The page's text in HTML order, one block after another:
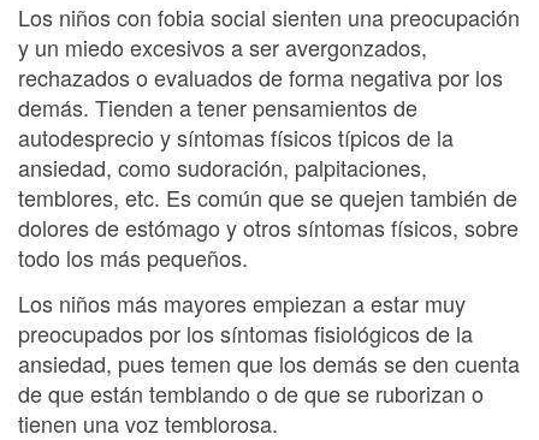
Los niños con fobia social sienten una preocupación
y un miedo excesivos a ser avergonzados,
rechazados o evaluados de forma negativa por los
demás. Tienden a tener pensamientos de
autodesprecio y síntomas físicos típicos de la
ansiedad, como sudoración, palpitaciones,
temblores, etc. Es común que se quejen también de
dolores de estómago y otros síntomas físicos, sobre
todo los más pequeños.
Los niños más mayores empiezan a estar muy
preocupados por los síntomas fisiológicos de la
ansiedad, pues temen que los demás se den cuenta
de que están temblando o de que se ruborizan o
tienen una voz temblorosa.